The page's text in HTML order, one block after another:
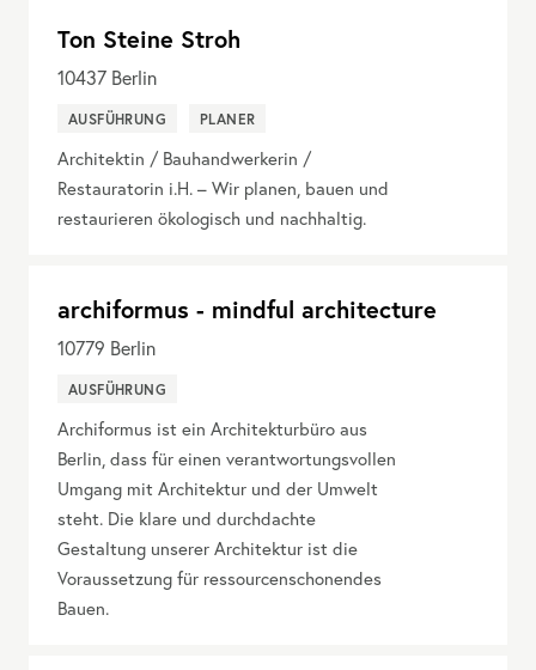
Ton Steine Stroh
10437 Berlin
AUSFÜHRUNG PLANER
Architektin / Bauhandwerkerin /
Restauratorin i.H. – Wir planen, bauen und
restaurieren ökologisch und nachhaltig.
archiformus - mindful architecture
10779 Berlin
AUSFÜHRUNG
Archiformus ist ein Architekturbüro aus
Berlin, dass für einen verantwortungsvollen
Umgang mit Architektur und der Umwelt
steht. Die klare und durchdachte
Gestaltung unserer Architektur ist die
Voraussetzung für ressourcenschonendes
Bauen.